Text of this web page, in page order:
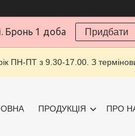
Бронь 1 доба Придбати
ПН-ПТ з 9.30-17.00. З
ПРОДУКЦІЯ ПРО